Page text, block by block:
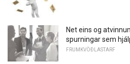
Net eins og
spurningar sem
FRUMKVÖÐLASTARF